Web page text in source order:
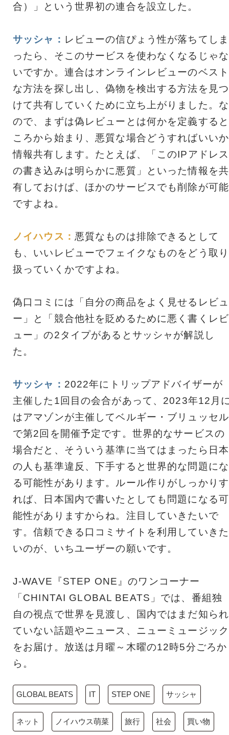
合）」という世界初の連合を設立した。
サッシャ： レビューの信ぴょう性が落ちてしま
ったら、そこのサービスを使わなくなるじゃな
いですか。連合はオンラインレビューのベスト
な方法を探し出し、偽物を検出する方法を見つ
けて共有していくために立ち上がりました。な
ので、まずは偽レビューとは何かを定義すると
ころから始まり、悪質な場合どうすればいいか
情報共有します。たとえば、「このIPアドレス
の書き込みは明らかに悪質」といった情報を共
有しておけば、ほかのサービスでも削除が可能
ですよね。
ノイハウス： 悪質なものは排除できるとして
も、いいレビューでフェイクなものをどう取り
扱っていくかですよね。
偽口コミには「自分の商品をよく見せるレビュ
ー」と「競合他社を貶めるために悪く書くレビ
ュー」の2タイプがあるとサッシャが解説し
た。
サッシャ： 2022年にトリップアドバイザーが
主催した1回目の会合があって、2023年12月
はアマゾンが主催してベルギー・ブリュッセル
で第2回を開催予定です。世界的なサービスの
場合だと、そういう基準に当てはまったら日本
の人も基準違反、下手すると世界的な問題にな
る可能性があります。ルール作りがしっかりす
れば、日本国内で書いたとしても問題になる可
能性がありますからね。注目していきたいで
す。信頼できる口コミサイトを利用していきた
いのが、いちユーザーの願いです。
J-WAVE『STEP ONE』のワンコーナー
「CHINTAI GLOBAL BEATS」では、番組独
自の視点で世界を見渡し、国内ではまだ知られ
ていない話題やニュース、ニューミュージック
をお届け。放送は月曜～木曜の12時5分ごろか
ら。
GLOBAL BEATS IT STEP ONE サッシャ
ネット ノイハウス萌菜 旅行 社会 買い物